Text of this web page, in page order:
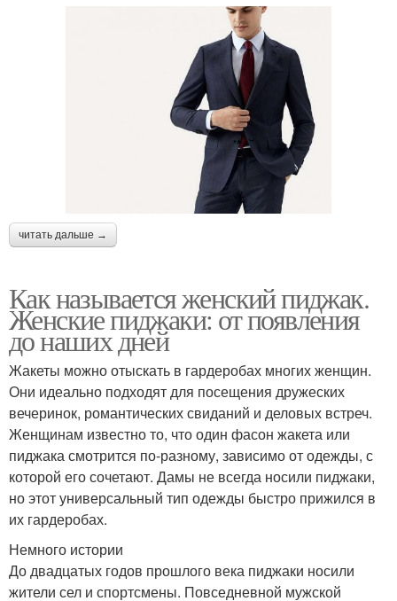
читать дальше →
Как называется женский пиджак.
Женские пиджаки: от появления
до наших дней
Жакеты можно отыскать в гардеробах многих женщин.
Они идеально подходят для посещения дружеских
вечеринок, романтических свиданий и деловых встреч.
Женщинам известно то, что один фасон жакета или
пиджака смотрится по-разному, зависимо от одежды, с
которой его сочетают. Дамы не всегда носили пиджаки,
но этот универсальный тип одежды быстро прижился в
их гардеробах.
Немного истории
До двадцатых годов прошлого века пиджаки носили
жители сел и спортсмены. Повседневной мужской